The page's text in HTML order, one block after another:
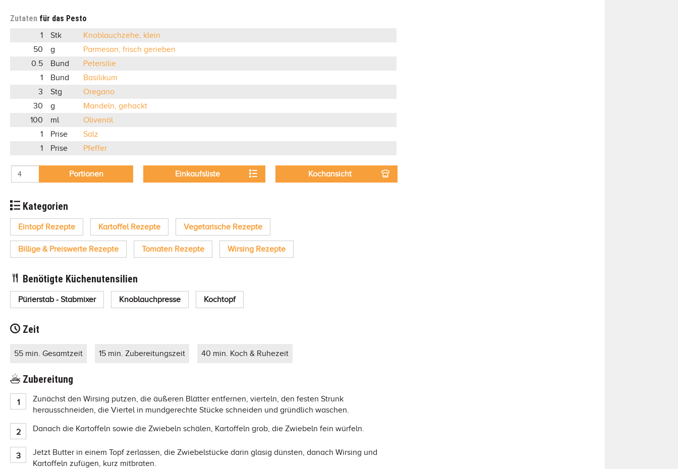
Zutaten für das Pesto
1 Stk
Knoblauchzehe, klein
50
g
Parmesan, frisch gerieben
0.5
Bund
Petersilie
1
Bund
Basilikum
3
Stg
Oregano
30
g
Mandeln, gehackt
100
ml
Olivenöl
1
Prise
Salz
1
Prise Pfeffer
Portionen Einkaufsliste Kochansicht
Kategorien
Eintopf Rezepte Kartoffel Rezepte Vegetarische Rezepte
Billige & Preiswerte Rezepte Tomaten Rezepte Wirsing Rezepte
Benötigte Küchenutensilien
Pürierstab - Stabmixer Knoblauchpresse Kochtopf
Zeit
55 min. Gesamtzeit 15 min. Zubereitungszeit 40 min. Koch & Ruhezeit
Zubereitung
Zunächst den Wirsing putzen, die äußeren Blätter entfernen, vierteln, den festen Strunk
herausschneiden, die Viertel in mundgerechte Stücke schneiden und gründlich waschen.
Danach die Kartoffeln sowie die Zwiebeln schälen, Kartoffeln grob, die Zwiebeln fein würfeln.
Jetzt Butter in einem Topf zerlassen, die Zwiebelstücke darin glasig dünsten, danach Wirsing und
Kartoffeln zufügen, kurz mitbraten.